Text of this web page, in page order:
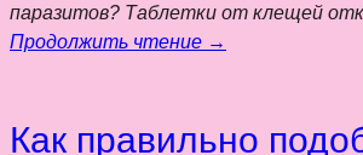
паразитов? Таблетки от клещей
Продолжить чтение →
Как правильно